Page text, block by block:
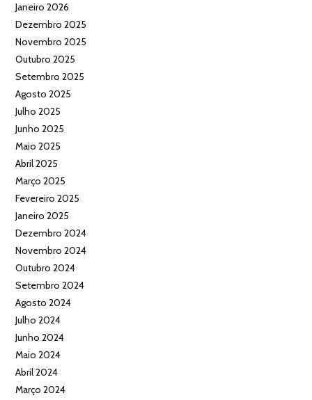
Janeiro 2026
Dezembro 2025
Novembro 2025
Outubro 2025
Setembro 2025
Agosto 2025
Julho 2025
Junho 2025
Maio 2025
Abril 2025
Março 2025
Fevereiro 2025
Janeiro 2025
Dezembro 2024
Novembro 2024
Outubro 2024
Setembro 2024
Agosto 2024
Julho 2024
Junho 2024
Maio 2024
Abril 2024
Março 2024